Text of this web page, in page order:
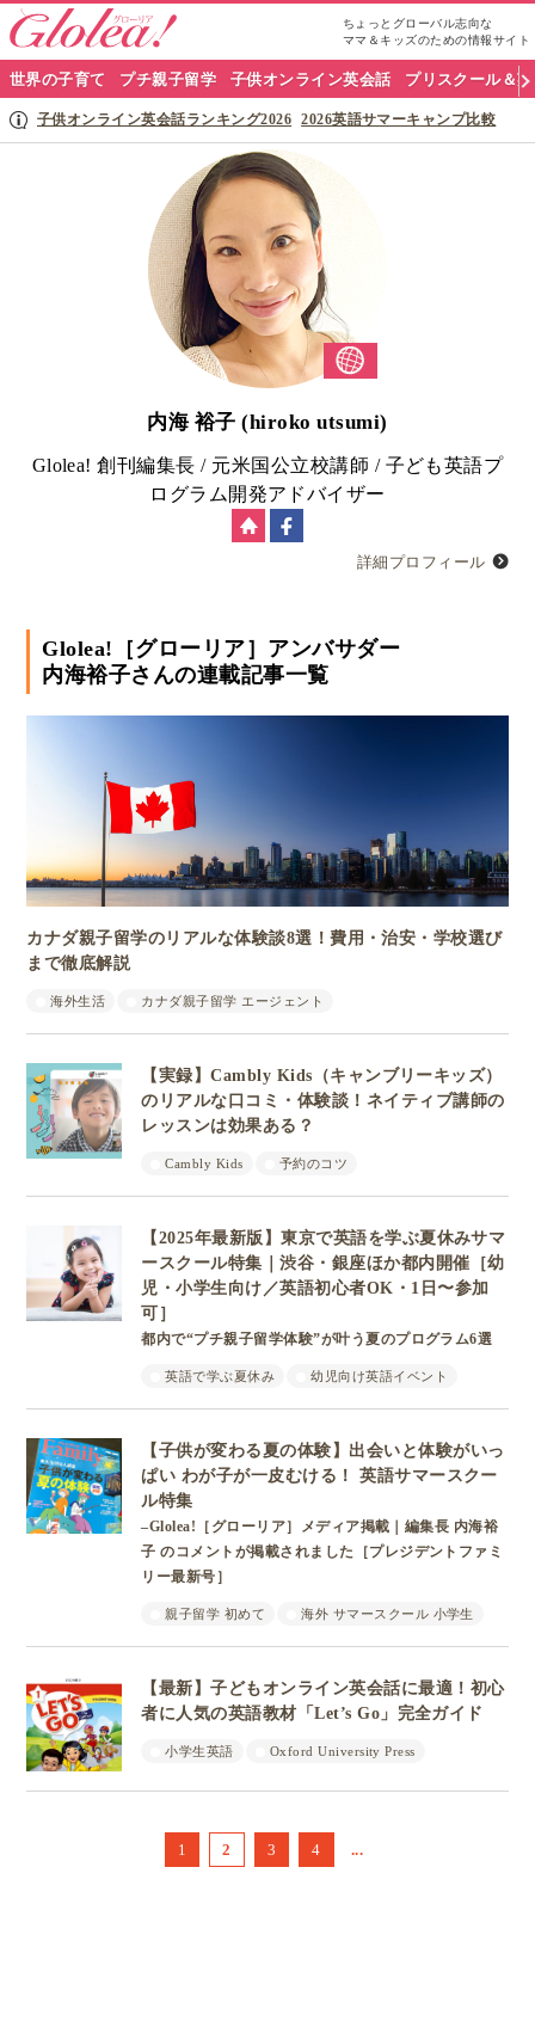
ちょっとグローバル志向な
ママ＆キッズのための情報サイト
グ
ロ
世界の子育て プチ親子留学 子供オンライン英会話 プリスクール＆
子供オンライン英会話ランキング2026 2026英語サマーキャンプ比較
内海 裕子 (hiroko utsumi)
Glolea! 創刊編集長 / 元米国公立校講師 / 子ども英語プ
ログラム開発アドバイザー
詳細プロフィール
Glolea!［グローリア］アンバサダー
内海裕子さんの連載記事一覧
カナダ親子留学のリアルな体験談8選！費用・治安・学校選び
まで徹底解説
海外生活 カナダ親子留学 エージェント
【実録】Cambly Kids（キャンブリーキッズ）
のリアルな口コミ・体験談！ネイティブ講師の
レッスンは効果ある？
Cambly Kids 予約のコツ
【2025年最新版】東京で英語を学ぶ夏休みサマ
ースクール特集｜渋谷・銀座ほか都内開催［幼
児・小学生向け／英語初心者OK・1日〜参加
可］
都内で“プチ親子留学体験”が叶う夏のプログラム6選
英語で学ぶ夏休み 幼児向け英語イベント
【子供が変わる夏の体験】出会いと体験がいっ
ぱい わが子が一皮むける！ 英語サマースクー
ル特集
–Glolea!［グローリア］メディア掲載｜編集長 内海裕
子 のコメントが掲載されました［プレジデントファミ
リー最新号］
親子留学 初めて 海外 サマースクール 小学生
【最新】子どもオンライン英会話に最適！初心
者に人気の英語教材「Let’s Go」完全ガイド
小学生英語 Oxford University Press
1 2 3 4 ...